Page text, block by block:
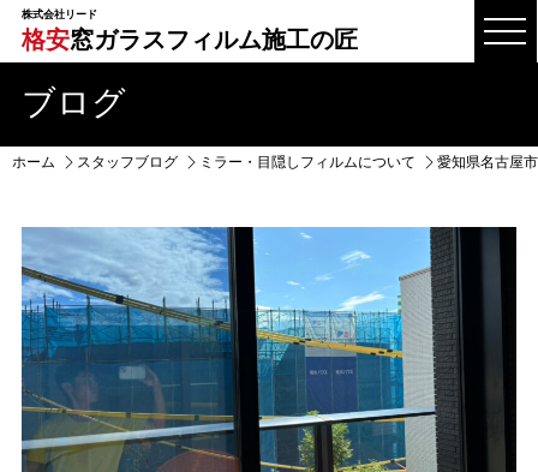
株式会社リード
格安窓ガラスフィルム施工の匠
ブログ
ホーム スタッフブログ ミラー・目隠しフィルムについて 愛知県名古屋